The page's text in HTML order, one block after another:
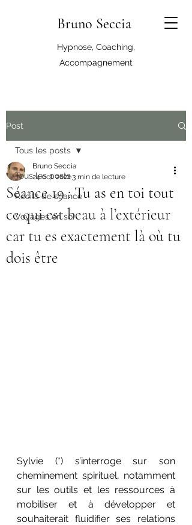
Bruno Seccia
Hypnose, Coaching,
Accompagnement
Post
Tous les posts
Récits de séance
Voyages en soi
Tous les posts
Séance 19 : Tu as en toi tout
ce qui est beau à l’extérieur
car tu es exactement là où tu
dois être
Bruno Seccia
24 oct. 20223 min de lecture
Sylvie (*) s’interroge sur son
cheminement spirituel, notamment
sur les outils et les ressources à
mobiliser et à développer et
souhaiterait fluidifier ses relations